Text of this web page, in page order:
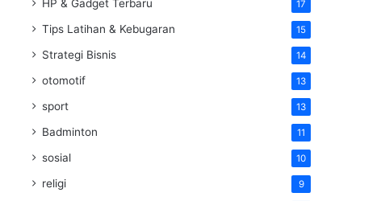
HP & Gadget Terbaru 17
Tips Latihan & Kebugaran 15
Strategi Bisnis 14
otomotif 13
sport 13
Badminton 11
sosial 10
religi 9